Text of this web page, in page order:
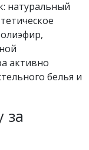
натуральный
активно
белья и
за